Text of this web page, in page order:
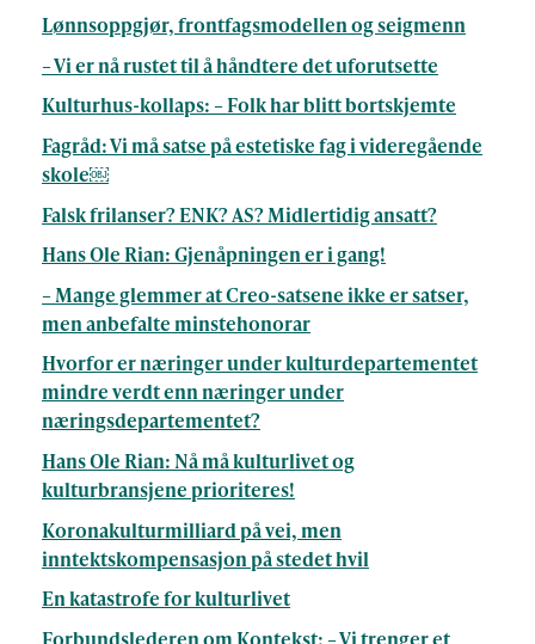
Lønnsoppgjør, frontfagsmodellen og seigmenn
– Vi er nå rustet til å håndtere det uforutsette
Kulturhus-kollaps: – Folk har blitt bortskjemte
Fagråd: Vi må satse på estetiske fag i videregående
skole￼
Falsk frilanser? ENK? AS? Midlertidig ansatt?
Hans Ole Rian: Gjenåpningen er i gang!
– Mange glemmer at Creo-satsene ikke er satser,
men anbefalte minstehonorar
Hvorfor er næringer under kulturdepartementet
mindre verdt enn næringer under
næringsdepartementet?
Hans Ole Rian: Nå må kulturlivet og
kulturbransjene prioriteres!
Koronakulturmilliard på vei, men
inntektskompensasjon på stedet hvil
En katastrofe for kulturlivet
Forbundslederen om Kontekst: – Vi trenger et